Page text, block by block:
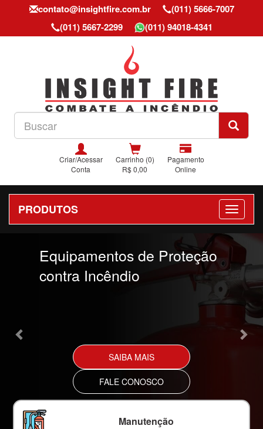
contato@insightfire.com.br
(011) 5666-7007
(011) 5667-2299
(011) 94018-4341
Criar/Acessar
Conta
Carrinho (0)
R$ 0,00
Pagamento
Online
PRODUTOS
Equipamentos de Proteção
contra Incêndio
SAIBA MAIS
FALE CONOSCO
Manutenção